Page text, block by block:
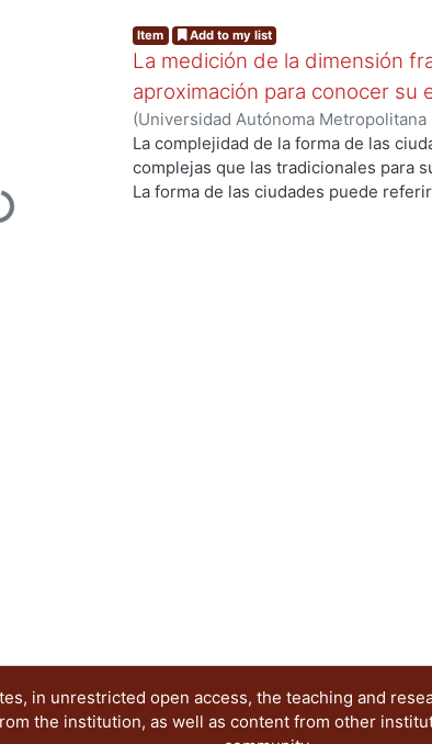
Item Add to my list
La medición de la dimensión
aproximación para conocer su
(Universidad Autónoma
Ciencias y Artes para el Diseño.,2022
Héctor;Arriaga Carbajal, Jair;Chías
La complejidad de la forma de las
complejas que las tradicionales para
La forma de las ciudades puede
in unrestricted open access, the teaching and
the institution, as well as content from other